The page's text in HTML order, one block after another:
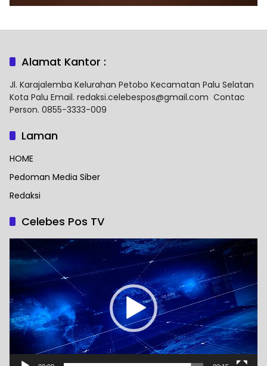
Alamat Kantor :
Jl. Karajalemba Kelurahan Petobo Kecamatan Palu Selatan
Kota Palu Email. redaksi.celebespos@gmail.com Contac
Person. 0855-3333-009
Laman
HOME
Pedoman Media Siber
Redaksi
Celebes Pos TV
Pemutar
Video